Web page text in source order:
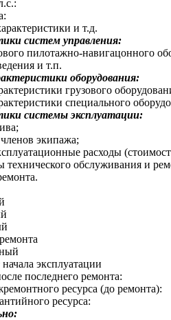
и т.д.
систем управления:
пилотажно-навигацонного
и т.п.
оборудования:
грузового
специального
системы эксплуатации:
экипажа;
расходы
технического обслуживания и
эксплуатации
последнего ремонта:
ресурса (до ремонта):
ресурса: